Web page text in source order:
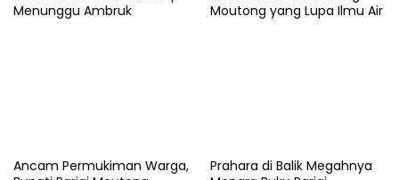
Menunggu Ambruk
Moutong yang Lupa Ilmu Air
Ancam Permukiman Warga,
Prahara di Balik Megahnya